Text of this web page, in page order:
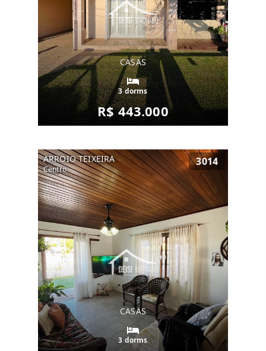
CASAS
3 dorms
R$ 443.000
ARROIO TEIXEIRA
Centro
3014
CASAS
3 dorms